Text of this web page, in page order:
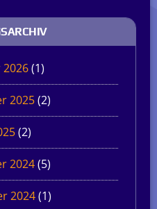
(1)
2025(2)
(2)
2024(5)
2024(1)